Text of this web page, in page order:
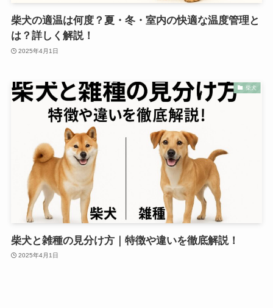
柴犬の適温は何度？夏・冬・室内の快適な温度管理と
は？詳しく解説！
2025年4月1日
柴犬
柴犬と雑種の見分け方｜特徴や違いを徹底解説！
2025年4月1日